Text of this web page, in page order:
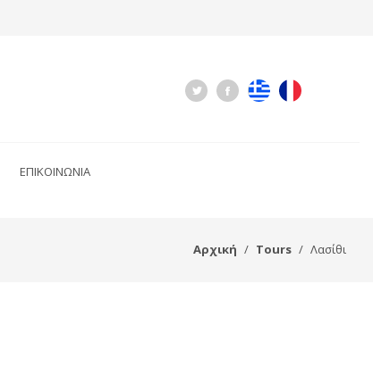
ΕΠΙΚΟΙΝΩΝΙΑ
Αρχική Tours Λασίθι